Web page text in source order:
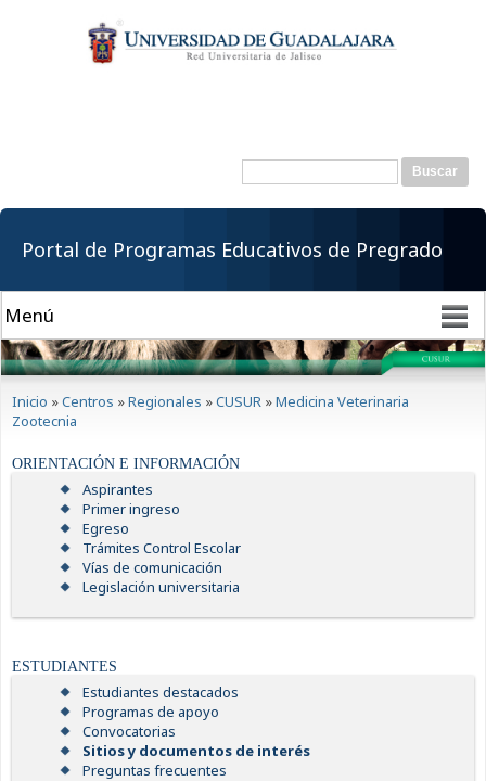
contenido
principal
Formulario de
Buscar
Portal de Programas Educativos de Pregrado
Inicio »Centros »Regionales »CUSUR »Medicina Veterinaria
Zootecnia
ORIENTACIÓN E INFORMACIÓN
Aspirantes
Primer ingreso
Egreso
Trámites Control Escolar
Vías de comunicación
Legislación universitaria
ESTUDIANTES
Estudiantes destacados
Programas de apoyo
Convocatorias
Sitios y documentos de interés
Preguntas frecuentes